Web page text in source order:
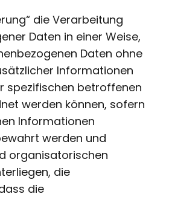
die Verarbeitung
Daten in einer Weise,
Daten ohne
Informationen
spezifischen betroffenen
werden können, sofern
Informationen
werden und
organisatorischen
die
die